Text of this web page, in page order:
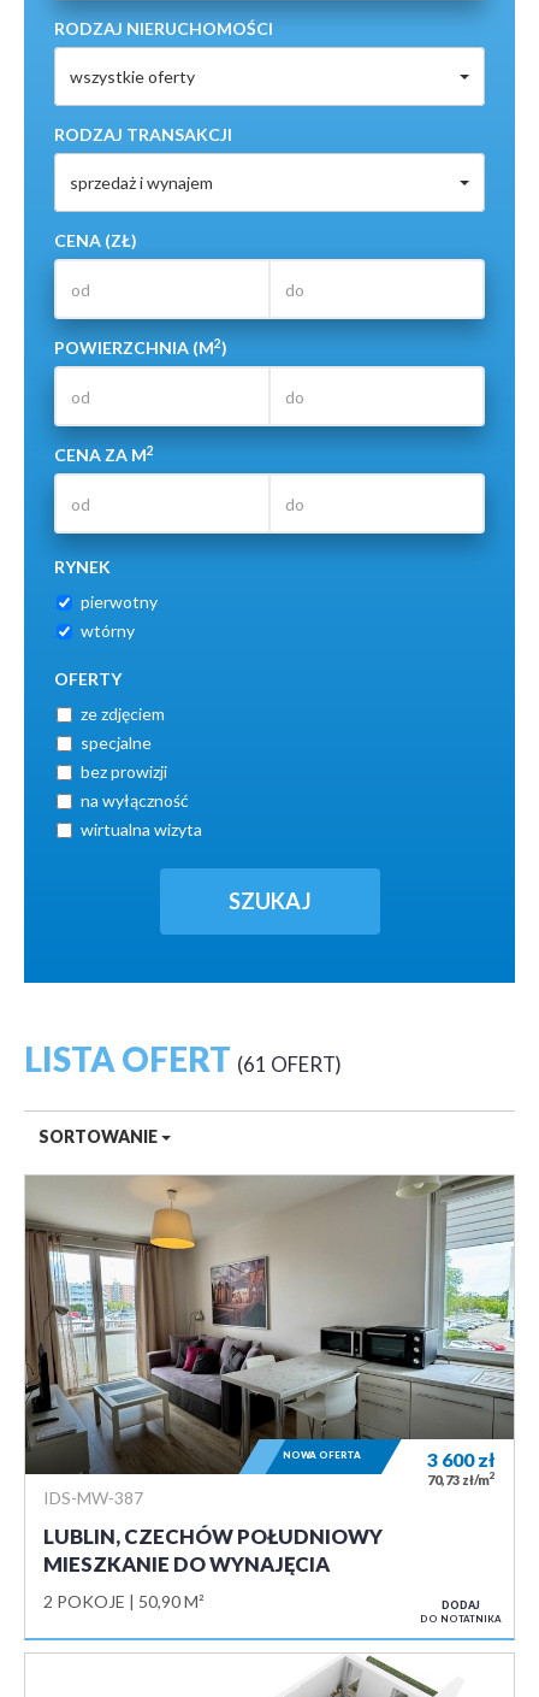
RODZAJ NIERUCHOMOŚCI
wszystkie oferty
RODZAJ TRANSAKCJI
sprzedaż i wynajem
CENA (ZŁ)
POWIERZCHNIA (M2)
CENA ZA M2
RYNEK
pierwotny
wtórny
OFERTY
ze zdjęciem
specjalne
bez prowizji
na wyłączność
wirtualna wizyta
LISTA OFERT 61 OFERT
SORTOWANIE
IDS-MW-387
LUBLIN, CZECHÓW POŁUDNIOWY
MIESZKANIE DO WYNAJĘCIA
2 POKOJE 50,90 M²
3 600zł
70,73 zł/m2
NOWA OFERTA
DODAJ
DO NOTATNIKA